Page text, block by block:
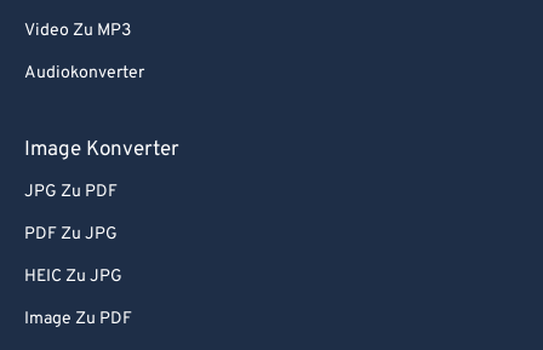
Video Zu MP3
Audiokonverter
Image Konverter
JPG Zu PDF
PDF Zu JPG
HEIC Zu JPG
Image Zu PDF